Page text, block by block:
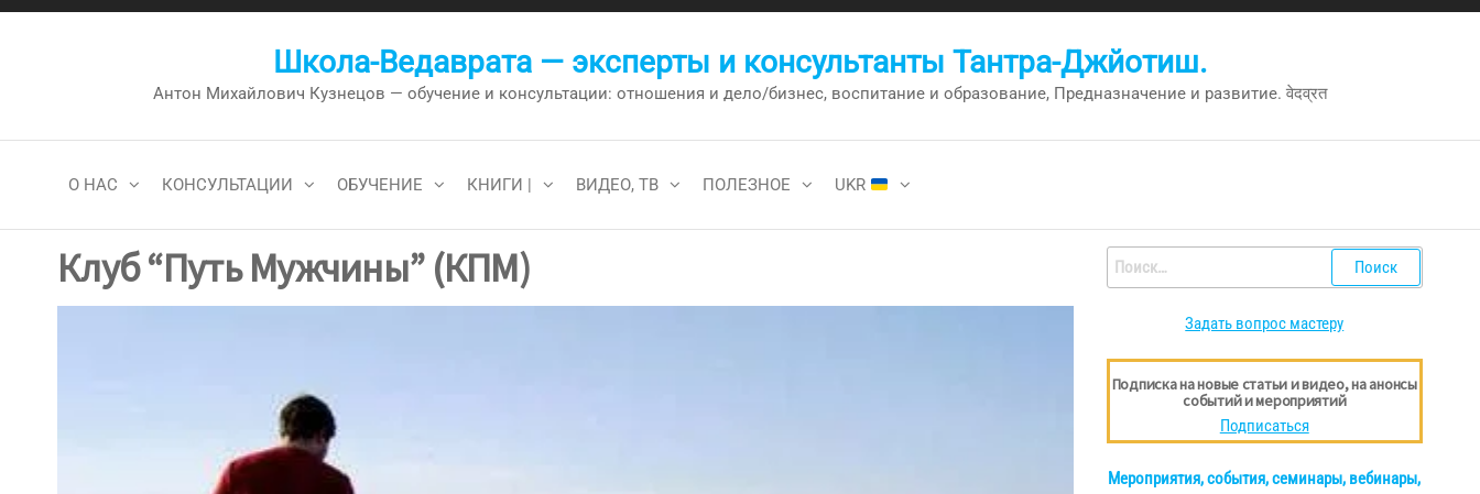
Перейти
Школа-Ведаврата — эксперты и консультанты Тантра-Джйотиш.
Антон Михайлович Кузнецов — обучение и консультации: отношения и дело/бизнес, воспитание и образование, Предназначение и развитие. वेदव्रत
О НАС КОНСУЛЬТАЦИИ ОБУЧЕНИЕ КНИГИ | ВИДЕО, ТВ ПОЛЕЗНОЕ UKR
Клуб “Путь Мужчины” (КПМ) Найти:
Задать вопрос мастеру
Подписка на новые статьи и видео, на анонсы
событий и мероприятий
Подписаться
Мероприятия, события, семинары, вебинары,